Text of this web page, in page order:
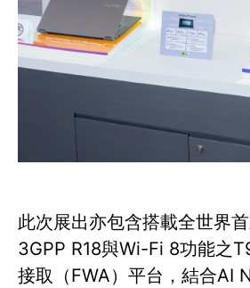
此次展出亦包含搭載全世界
3GPP R18與Wi-Fi 8功能之
接取（FWA）平台，結合AI